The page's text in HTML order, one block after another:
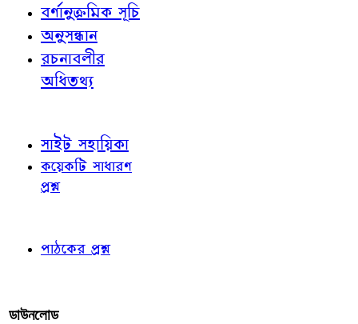
বর্ণানুক্রমিক সূচি
অনুসন্ধান
রচনাবলীর
অধিতথ্য
সাইট সহায়িকা
কয়েকটি সাধারণ
প্রশ্ন
পাঠকের প্রশ্ন
ডাউনলোড